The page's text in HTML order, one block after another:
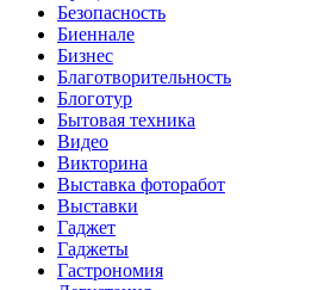
Безопасность
Биеннале
Бизнес
Благотворительность
Блоготур
Бытовая техника
Видео
Викторина
Выставка фоторабот
Выставки
Гаджет
Гаджеты
Гастрономия